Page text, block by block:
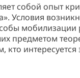
собой опыт
Условия
мобилизации
предметом
кто